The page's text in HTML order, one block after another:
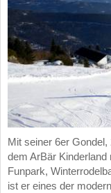
Mit seiner 6er
dem ArBär Kinderland
Funpark,
ist er eines der